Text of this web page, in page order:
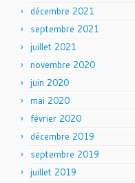
décembre 2021
septembre 2021
juillet 2021
novembre 2020
juin 2020
mai 2020
février 2020
décembre 2019
septembre 2019
juillet 2019